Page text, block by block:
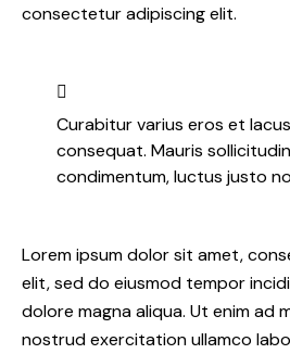
consectetur adipiscing elit.
Curabitur varius eros et
consequat. Mauris
condimentum, luctus justo
Lorem ipsum dolor sit amet,
elit, sed do eiusmod tempor
dolore magna aliqua. Ut enim ad
nostrud exercitation ullamco